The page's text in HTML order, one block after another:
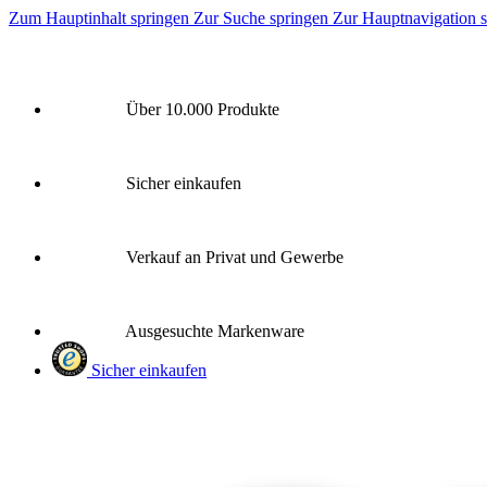
Zum Hauptinhalt springen Zur Suche springen Zur Hauptnavigation
Über 10.000 Produkte
Sicher einkaufen
Verkauf an Privat und Gewerbe
Ausgesuchte Markenware
Sicher einkaufen